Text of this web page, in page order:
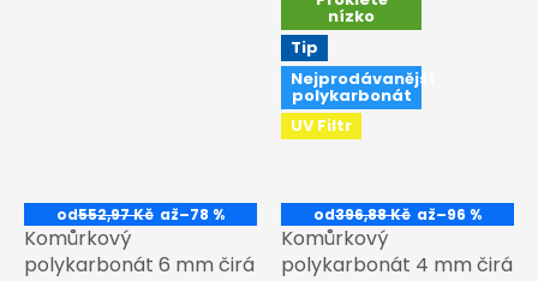
od552,97 Kč až–78 %
Komůrkový
polykarbonát 6 mm čirá
nízko
Tip
Nejprodávanější
polykarbonát
UV Filtr
od396,88 Kč až–96 %
Komůrkový
polykarbonát 4 mm čirá